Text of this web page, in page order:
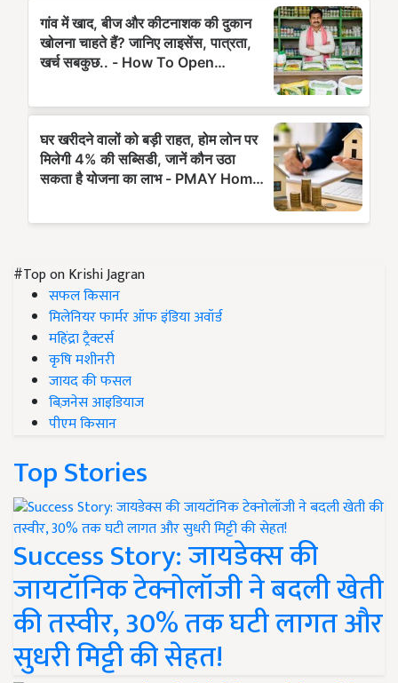
#Top on Krishi Jagran
सफल किसान
मिलेनियर फार्मर ऑफ इंडिया अवॉर्ड
महिंद्रा ट्रैक्टर्स
कृषि मशीनरी
जायद की फसल
बिज़नेस आइडियाज
पीएम किसान
Top Stories
Success Story: जायडेक्स की
जायटॉनिक टेक्नोलॉजी ने बदली खेती
की तस्वीर, 30% तक घटी लागत और
सुधरी मिट्टी की सेहत!